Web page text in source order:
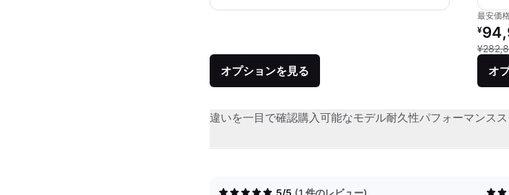
オプションを見る
最安価
リファ
¥
オ
違いを一目で確認購入可能なモデル耐久性パフォーマンス
5/5 (1 件のレビュー)